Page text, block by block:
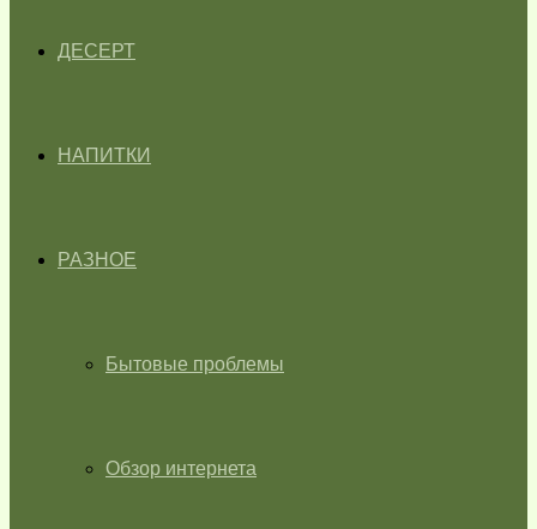
ДЕСЕРТ
НАПИТКИ
РАЗНОЕ
Бытовые проблемы
Обзор интернета